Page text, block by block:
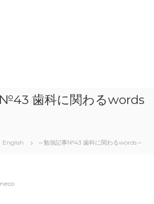
№43 歯科に関わるwords
English ～勉強記事№43 歯科に関わるwords～